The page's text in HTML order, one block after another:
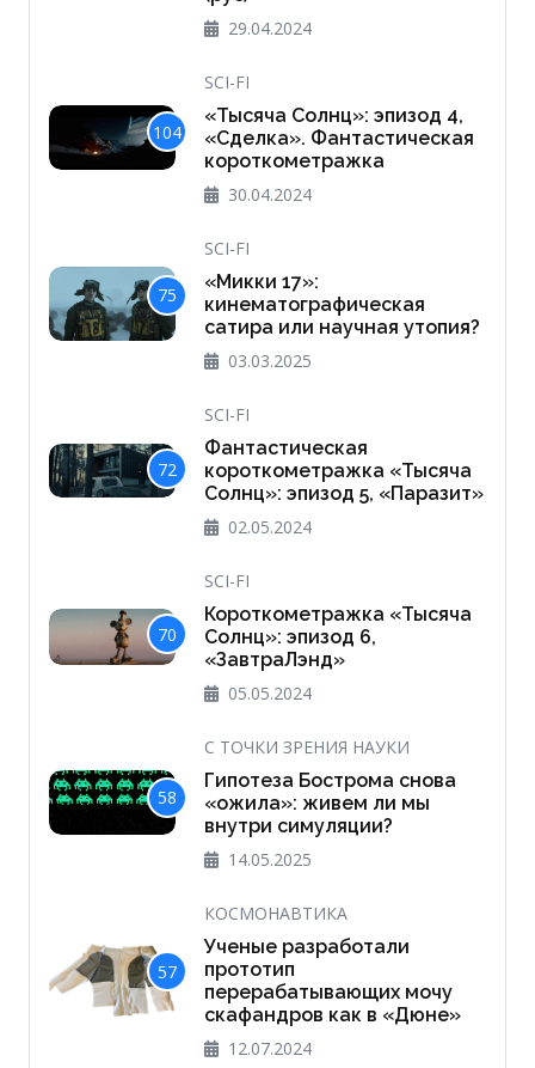
29.04.2024
104
SCI-FI
«Тысяча Солнц»: эпизод 4,
«Сделка». Фантастическая
короткометражка
30.04.2024
75
SCI-FI
«Микки 17»:
кинематографическая
сатира или научная утопия?
03.03.2025
72
SCI-FI
Фантастическая
короткометражка «Тысяча
Солнц»: эпизод 5, «Паразит»
02.05.2024
70
SCI-FI
Короткометражка «Тысяча
Солнц»: эпизод 6,
«ЗавтраЛэнд»
05.05.2024
58
С ТОЧКИ ЗРЕНИЯ НАУКИ
Гипотеза Бострома снова
«ожила»: живем ли мы
внутри симуляции?
14.05.2025
57
КОСМОНАВТИКА
Ученые разработали
прототип
перерабатывающих мочу
скафандров как в «Дюне»
12.07.2024